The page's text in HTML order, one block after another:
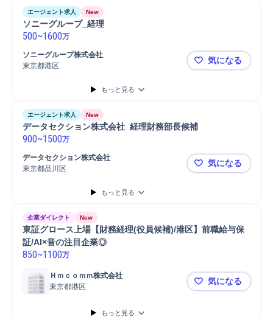
エージェント求人 New
ソニーグループ_経理
500~1600万
ソニーグループ株式会社
東京都港区
ソニーグル
気になる
もっと見る
エージェント求人 New
データセクション株式会社  経理財務部長候補
900~1500万
データセクション株式会社
東京都品川区
気になる
もっと見る
企業ダイレクト New
東証グロース上場【財務経理(役員候補)/港区】前職給与保
証/AI×音の注目企業◎
850~1100万
Ｈｍｃｏｍｍ株式会社
東京都港区
東証グロー
気になる
もっと見る